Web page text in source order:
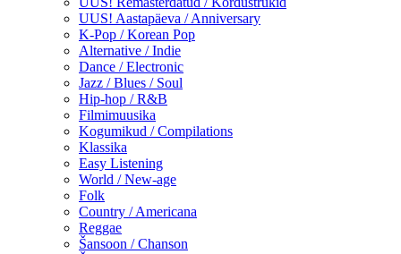
UUS! Aastapäeva / Anniversary
K-Pop / Korean Pop
Alternative / Indie
Dance / Electronic
Jazz / Blues / Soul
Hip-hop / R&B
Filmimuusika
Kogumikud / Compilations
Klassika
Easy Listening
World / New-age
Folk
Country / Americana
Reggae
Šansoon / Chanson